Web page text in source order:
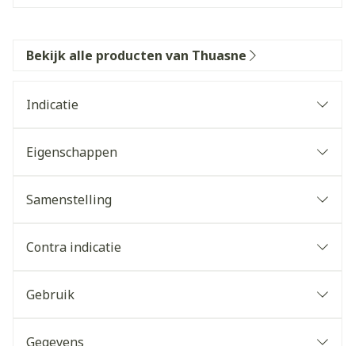
Bekijk alle producten van Thuasne
Indicatie
Eigenschappen
Samenstelling
Contra indicatie
Gebruik
Gegevens